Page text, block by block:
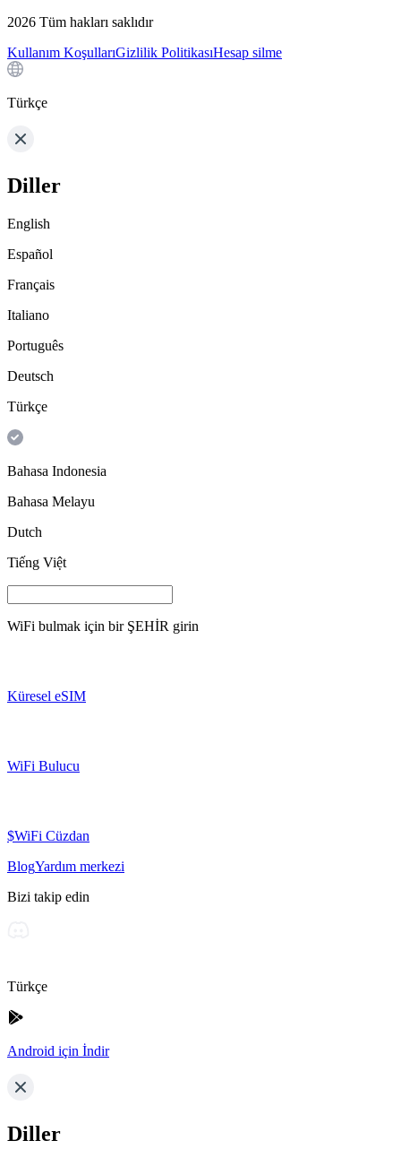
2026 Tüm hakları saklıdır
Kullanım KoşullarıGizlilik PolitikasıHesap silme
Türkçe
Diller
English
Español
Français
Italiano
Português
Deutsch
Türkçe
Bahasa Indonesia
Bahasa Melayu
Dutch
Tiếng Việt
WiFi bulmak için bir ŞEHİR girin
Küresel eSIM
WiFi Bulucu
$WiFi Cüzdan
BlogYardım merkezi
Bizi takip edin
Türkçe
Android için İndir
Diller